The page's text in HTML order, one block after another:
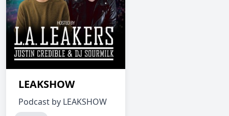
LEAKSHOW
Podcast by LEAKSHOW